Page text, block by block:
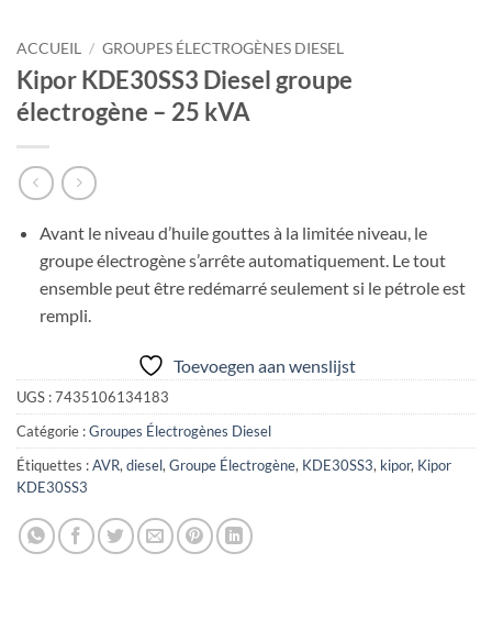
ACCUEIL / GROUPES ÉLECTROGÈNES DIESEL
Kipor KDE30SS3 Diesel groupe
électrogène – 25 kVA
Avant le niveau d’huile gouttes à la limitée niveau, le
groupe électrogène s’arrête automatiquement. Le tout
ensemble peut être redémarré seulement si le pétrole est
rempli.
Toevoegen aan wenslijst
UGS :7435106134183
Catégorie :Groupes Électrogènes Diesel
Étiquettes :AVR, diesel, Groupe Électrogène, KDE30SS3, kipor, Kipor
KDE30SS3